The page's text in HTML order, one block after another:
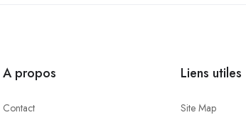
A propos
Contact
Liens utiles
Site Map